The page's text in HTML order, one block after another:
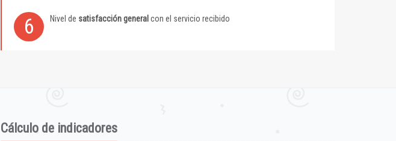
6 Nivel de satisfacción general con el servicio recibido
Cálculo de indicadores